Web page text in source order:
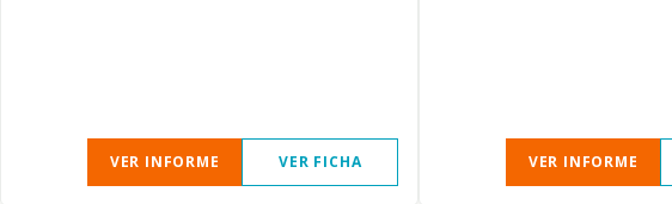
VER INFORME VER FICHA VER INFORME